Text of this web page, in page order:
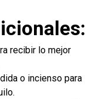
recibir lo mejor
o incienso para